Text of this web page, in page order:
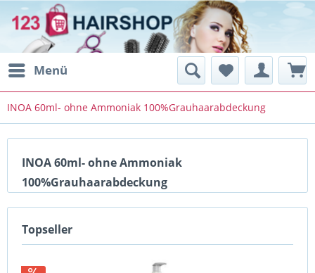
Menü
INOA 60ml- ohne Ammoniak 100%Grauhaarabdeckung
INOA 60ml- ohne Ammoniak
100%Grauhaarabdeckung
Topseller